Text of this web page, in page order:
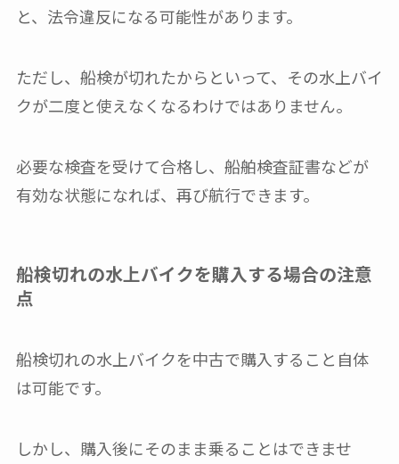
と、法令違反になる可能性があります。
ただし、船検が切れたからといって、その水上バイ
クが二度と使えなくなるわけではありません。
必要な検査を受けて合格し、船舶検査証書などが
有効な状態になれば、再び航行できます。
船検切れの水上バイクを購入する場合の注意
点
船検切れの水上バイクを中古で購入すること自体
は可能です。
しかし、購入後にそのまま乗ることはできませ